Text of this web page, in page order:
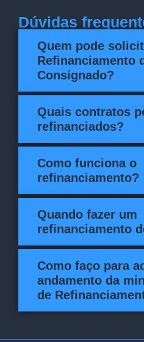
Dúvidas
Quem pode
Refinanciamento
Consignado?
Quais contratos
refinanciados?
Como funciona o
refinanciamento?
Quando fazer um
refinanciamento
Como faço para
andamento da
de